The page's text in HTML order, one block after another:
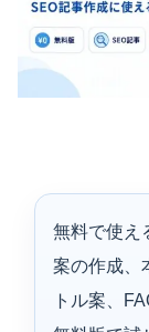
無料で使え
案の作成、
トル案、